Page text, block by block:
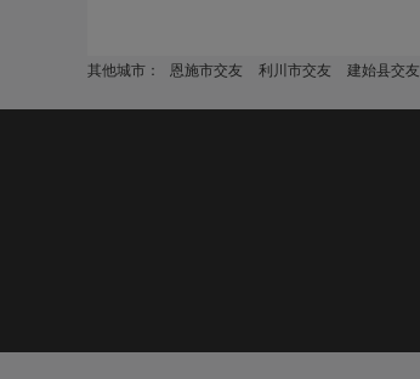
其他城市： 恩施市交友 利川市交友 建始县交友